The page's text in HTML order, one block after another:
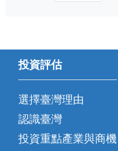
投資評估
選擇臺灣理由
認識臺灣
投資重點產業與商機